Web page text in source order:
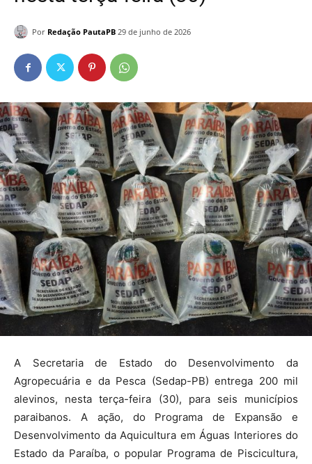
Por Redação PautaPB 29 de junho de 2026
A Secretaria de Estado do Desenvolvimento da
Agropecuária e da Pesca (Sedap-PB) entrega 200 mil
alevinos, nesta terça-feira (30), para seis municípios
paraibanos. A ação, do Programa de Expansão e
Desenvolvimento da Aquicultura em Águas Interiores do
Estado da Paraíba, o popular Programa de Piscicultura,